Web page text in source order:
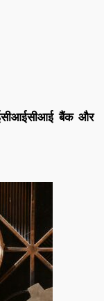
बैंक और